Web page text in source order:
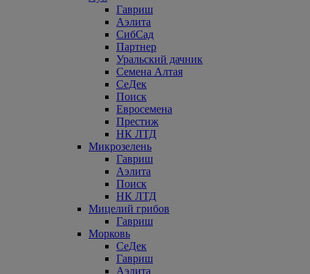
Гавриш
Аэлита
СибСад
Партнер
Уральский дачник
Семена Алтая
СеДек
Поиск
Евросемена
Престиж
НК ЛТД
Микрозелень
Гавриш
Аэлита
Поиск
НК ЛТД
Мицелий грибов
Гавриш
Морковь
СеДек
Гавриш
Аэлита